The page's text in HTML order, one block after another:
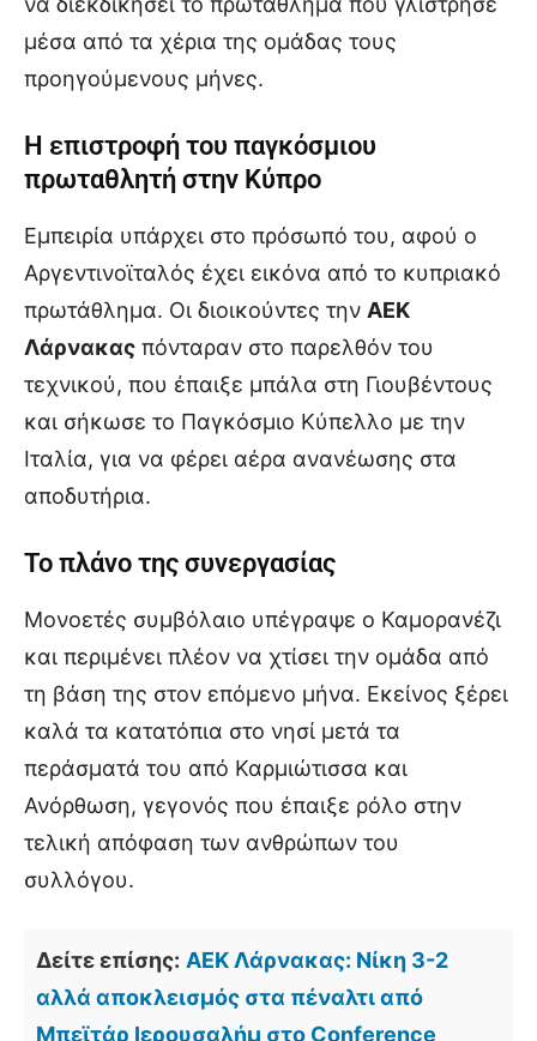
μέσα από τα χέρια της ομάδας τους
προηγούμενους μήνες.
Η επιστροφή του παγκόσμιου
πρωταθλητή στην Κύπρο
Εμπειρία υπάρχει στο πρόσωπό του, αφού ο
Αργεντινοϊταλός έχει εικόνα από το κυπριακό
πρωτάθλημα. Οι διοικούντες την ΑΕΚ
Λάρνακας πόνταραν στο παρελθόν του
τεχνικού, που έπαιξε μπάλα στη Γιουβέντους
και σήκωσε το Παγκόσμιο Κύπελλο με την
Ιταλία, για να φέρει αέρα ανανέωσης στα
αποδυτήρια.
Το πλάνο της συνεργασίας
Μονοετές συμβόλαιο υπέγραψε ο Καμορανέζι
και περιμένει πλέον να χτίσει την ομάδα από
τη βάση της στον επόμενο μήνα. Εκείνος ξέρει
καλά τα κατατόπια στο νησί μετά τα
περάσματά του από Καρμιώτισσα και
Ανόρθωση, γεγονός που έπαιξε ρόλο στην
τελική απόφαση των ανθρώπων του
συλλόγου.
Δείτε επίσης: ΑΕΚ Λάρνακας: Νίκη 3-2
αλλά αποκλεισμός στα πέναλτι από
Μπεϊτάρ Ιερουσαλήμ στο Conference